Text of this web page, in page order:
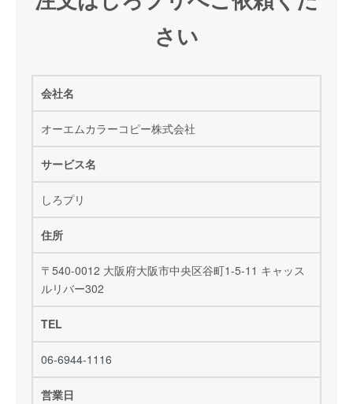
さい
会社名
オーエムカラーコピー株式会社
サービス名
しろプリ
住所
〒540-0012 大阪府大阪市中央区谷町1-5-11 キャッス
ルリバー302
TEL
06-6944-1116
営業日